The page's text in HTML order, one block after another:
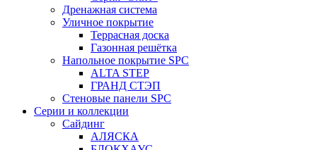
Дренажная система
Уличное покрытие
Террасная доска
Газонная решётка
Напольное покрытие SPC
ALTA STEP
ГРАНД СТЭП
Стеновые панели SPC
Серии и коллекции
Сайдинг
АЛЯСКА